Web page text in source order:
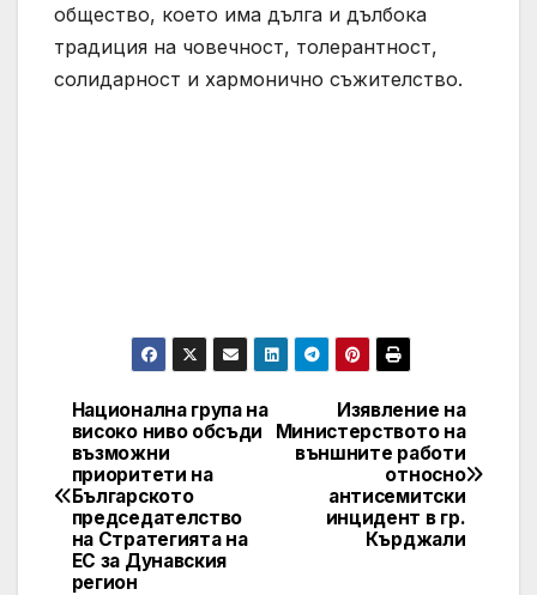
общество, което има дълга и дълбока
традиция на човечност, толерантност,
солидарност и хармонично съжителство.
Post
navigation
Изявление на
Министерството на
външните работи
относно
антисемитски
инцидент в гр.
Кърджали
Национална група на
високо ниво обсъди
възможни
приоритети на
Българското
председателство
на Стратегията на
ЕС за Дунавския
регион